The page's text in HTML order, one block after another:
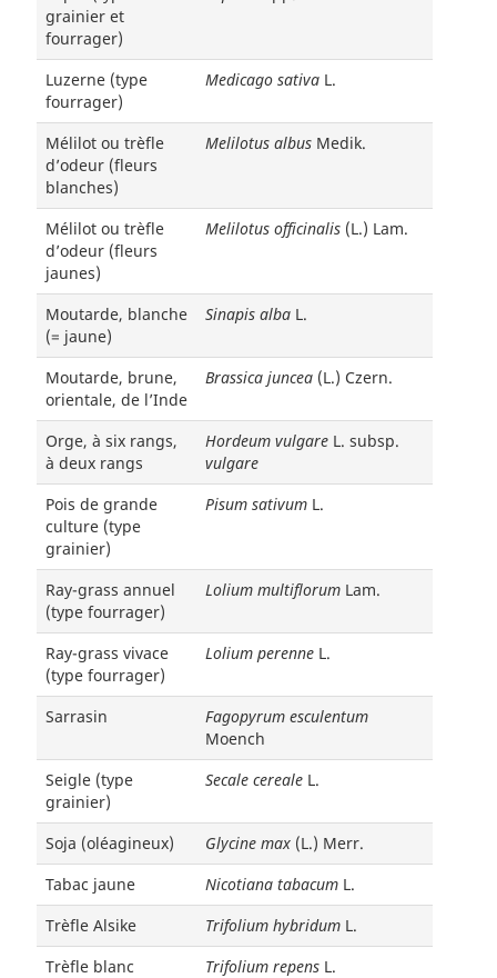
grainier et
fourrager)
Luzerne (type
fourrager)
Medicago sativa L.
Mélilot ou trèfle
d’odeur (fleurs
blanches)
Melilotus albus Medik.
Mélilot ou trèfle
d’odeur (fleurs
jaunes)
Melilotus officinalis (L.) Lam.
Moutarde, blanche
(= jaune)
Sinapis alba L.
Moutarde, brune,
orientale, de l’Inde
Brassica juncea (L.) Czern.
Orge, à six rangs,
à deux rangs
Hordeum vulgare L. subsp.
vulgare
Pois de grande
culture (type
grainier)
Pisum sativum L.
Ray-grass annuel
(type fourrager)
Lolium multiflorum Lam.
Ray-grass vivace
(type fourrager)
Lolium perenne L.
Sarrasin
Fagopyrum esculentum
Moench
Seigle (type
grainier)
Secale cereale L.
Soja (oléagineux) Glycine max (L.) Merr.
Tabac jaune
Nicotiana tabacum L.
Trèfle Alsike
Trifolium hybridum L.
Trèfle blanc
Trifolium repens L.